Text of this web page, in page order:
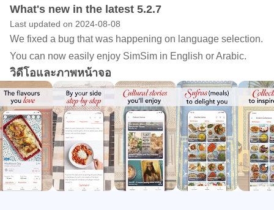
อาหาร ชื่อ และเครื่องเทศ
สูตรอาหารของเราทั้งหมดมาจาก Tete Hiba ผู้ปรุงอาหารให้
เพื่อนและครอบครัวมานานกว่า 55 ปี สูตรอาหารเหล่านี้ได้รับ
การสืบทอดจากรุ่นสู่รุ่นจากแม่ของเธอและแม่ของเธอก่อน
หน้าเธอ โดยยังคงรักษารสชาติของอาหารอาหรับที่ปรุงเองที่
บ้าน
คุณสมบัติ:
- ทำให้การทำอาหารเป็นเรื่องง่าย: คำแนะนำโดยละเอียดและ
รูปถ่ายทีละขั้นตอนของเราทำให้การทำอาหารอาหรับแสน
อร่อยที่บ้านง่ายกว่าที่เคย!
What's new in the latest 5.2.7
Last updated on 2024-08-08
We fixed a bug that was happening on language selection.
You can now easily enjoy SimSim in English or Arabic.
วิดีโอและภาพหน้าจอ